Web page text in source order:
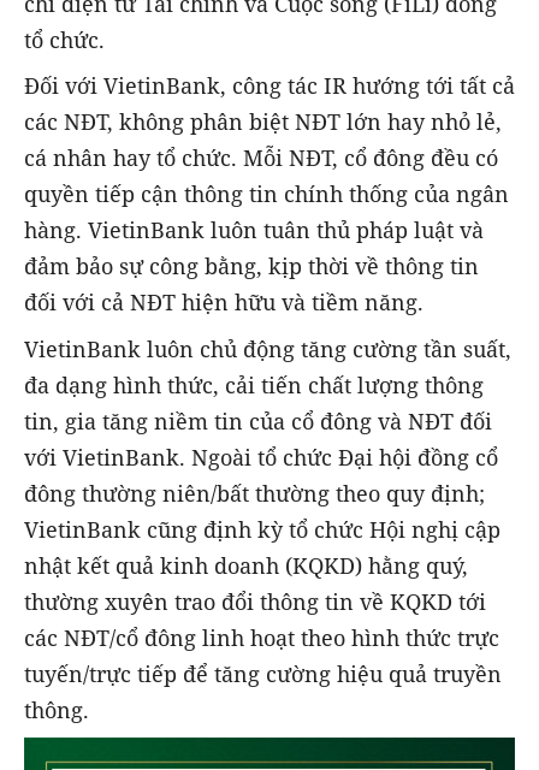
tổ chức.
Đối với VietinBank, công tác IR hướng tới tất cả
các NĐT, không phân biệt NĐT lớn hay nhỏ lẻ,
cá nhân hay tổ chức. Mỗi NĐT, cổ đông đều có
quyền tiếp cận thông tin chính thống của ngân
hàng. VietinBank luôn tuân thủ pháp luật và
đảm bảo sự công bằng, kịp thời về thông tin
đối với cả NĐT hiện hữu và tiềm năng.
VietinBank luôn chủ động tăng cường tần suất,
đa dạng hình thức, cải tiến chất lượng thông
tin, gia tăng niềm tin của cổ đông và NĐT đối
với VietinBank. Ngoài tổ chức Đại hội đồng cổ
đông thường niên/bất thường theo quy định;
VietinBank cũng định kỳ tổ chức Hội nghị cập
nhật kết quả kinh doanh (KQKD) hằng quý,
thường xuyên trao đổi thông tin về KQKD tới
các NĐT/cổ đông linh hoạt theo hình thức trực
tuyến/trực tiếp để tăng cường hiệu quả truyền
thông.